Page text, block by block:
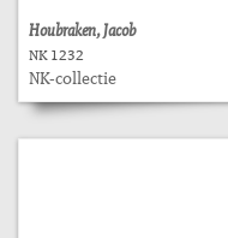
Houbraken, Jacob
NK 1232
NK-collectie